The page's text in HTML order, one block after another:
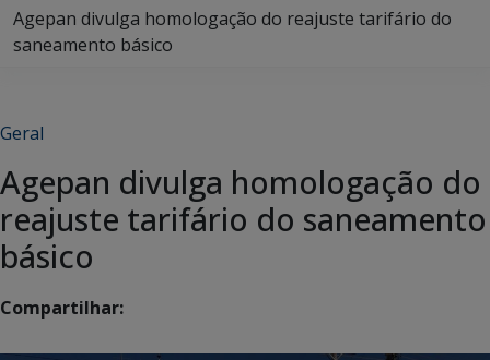
Agepan divulga homologação do reajuste tarifário do
saneamento básico
Geral
Agepan divulga homologação do
reajuste tarifário do saneamento
básico
Compartilhar: